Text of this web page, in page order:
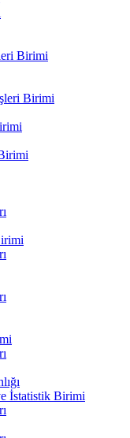
Birimi
Birimi
İstatistik Birimi